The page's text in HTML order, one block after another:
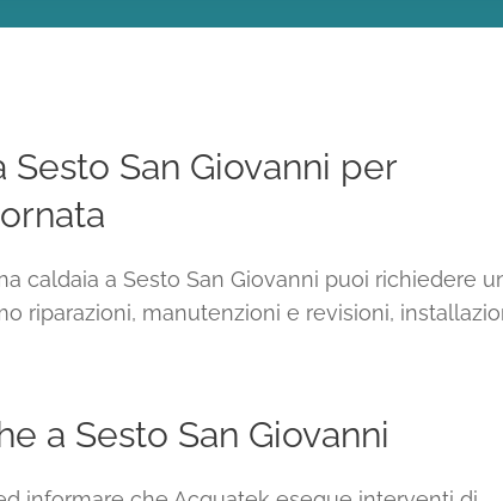
San Giovanni per
caldaia a Sesto San Giovanni puoi richiedere
riparazioni, manutenzioni e revisioni,
a Sesto San Giovanni